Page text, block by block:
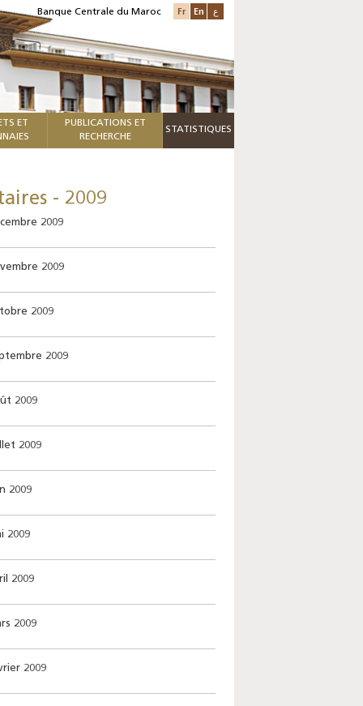
Banque Centrale du Maroc Fr En ع
ET
PUBLICATIONS ET
RECHERCHE
STATISTIQUES
- 2009
2009
2009
2009
2009
2009
2009
2009
2009
2009
2009
2009